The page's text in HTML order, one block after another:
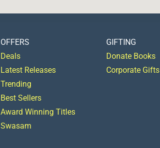
OFFERS
Deals
Latest Releases
Trending
Best Sellers
Award Winning Titles
Swasam
GIFTING
Donate Books
Corporate Gifts